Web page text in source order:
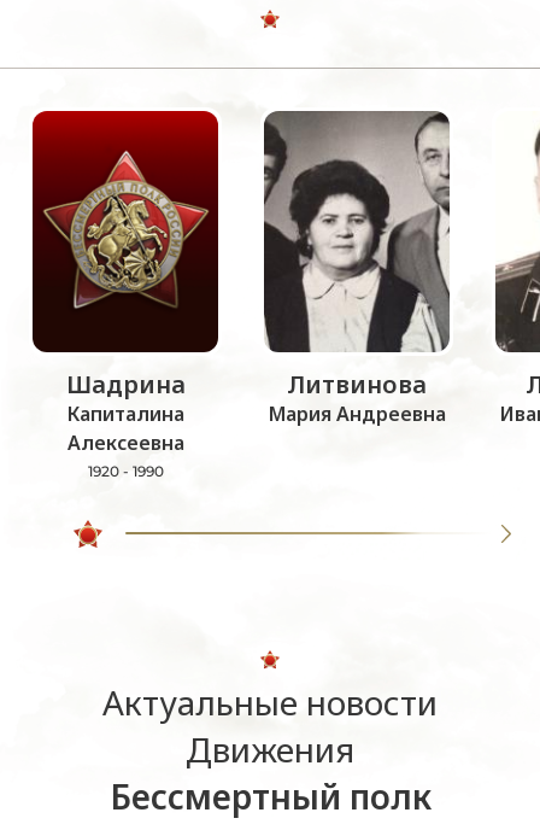
Шадрина
Капиталина
Алексеевна
1920 - 1990
Литвинова
Мария Андреевна
Актуальные новости
Движения
Бессмертный полк